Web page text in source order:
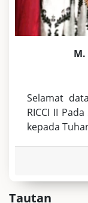
M.
Selamat
RICCI II
kepada
Tautan